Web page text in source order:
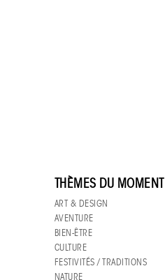
THÈMES DU MOMENT
ART & DESIGN
AVENTURE
BIEN-ÊTRE
CULTURE
FESTIVITÉS / TRADITIONS
NATURE